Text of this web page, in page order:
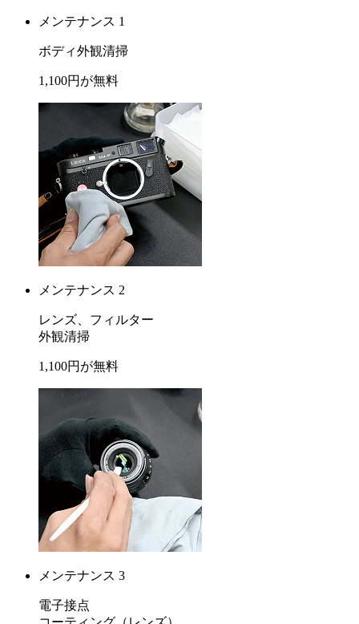
メンテナンス 1
ボディ外観清掃
1,100円が無料
メンテナンス 2
レンズ、フィルター
外観清掃
1,100円が無料
メンテナンス 3
電子接点